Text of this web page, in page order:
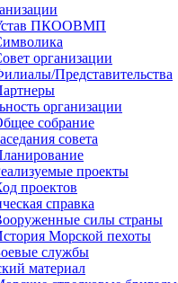
ПКООВМП
организации
Представительства
организации
собрание
совета
проекты
проектов
справка
силы страны
Морской пехоты
службы
материал